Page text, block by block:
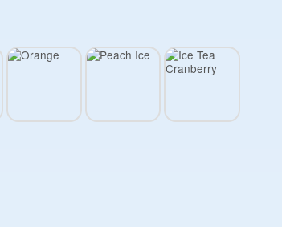
Orange Peach Ice Ice Tea Cranberry